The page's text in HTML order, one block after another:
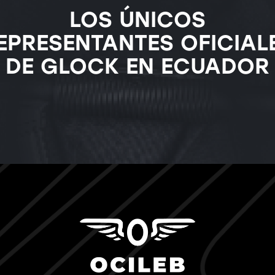
LOS ÚNICOS
DE GLOCK EN ECUADOR